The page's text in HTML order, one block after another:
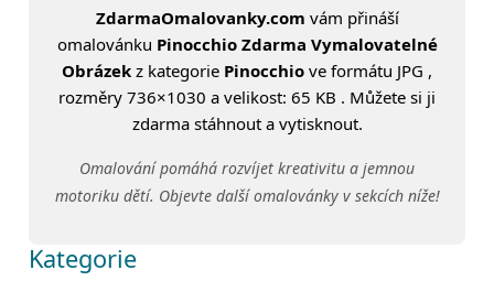
ZdarmaOmalovanky.com vám přináší
omalovánku Pinocchio Zdarma Vymalovatelné
Obrázek z kategorie Pinocchio ve formátu JPG ,
rozměry 736×1030 a velikost: 65 KB . Můžete si ji
zdarma stáhnout a vytisknout.
Omalování pomáhá rozvíjet kreativitu a jemnou
motoriku dětí. Objevte další omalovánky v sekcích níže!
Kategorie